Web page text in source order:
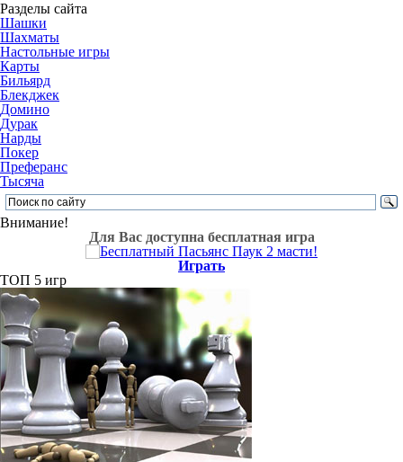
Разделы сайта
Шашки
Шахматы
Настольные игры
Карты
Бильярд
Блекджек
Домино
Дурак
Нарды
Покер
Преферанс
Тысяча
Внимание!
Для Вас доступна бесплатная игра
Играть
ТОП 5 игр